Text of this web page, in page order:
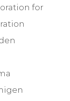
for